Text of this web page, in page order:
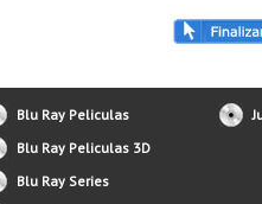
Blu Ray Peliculas
Blu Ray Peliculas 3D
Blu Ray Series